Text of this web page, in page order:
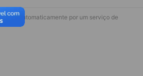
automaticamente por um serviço de